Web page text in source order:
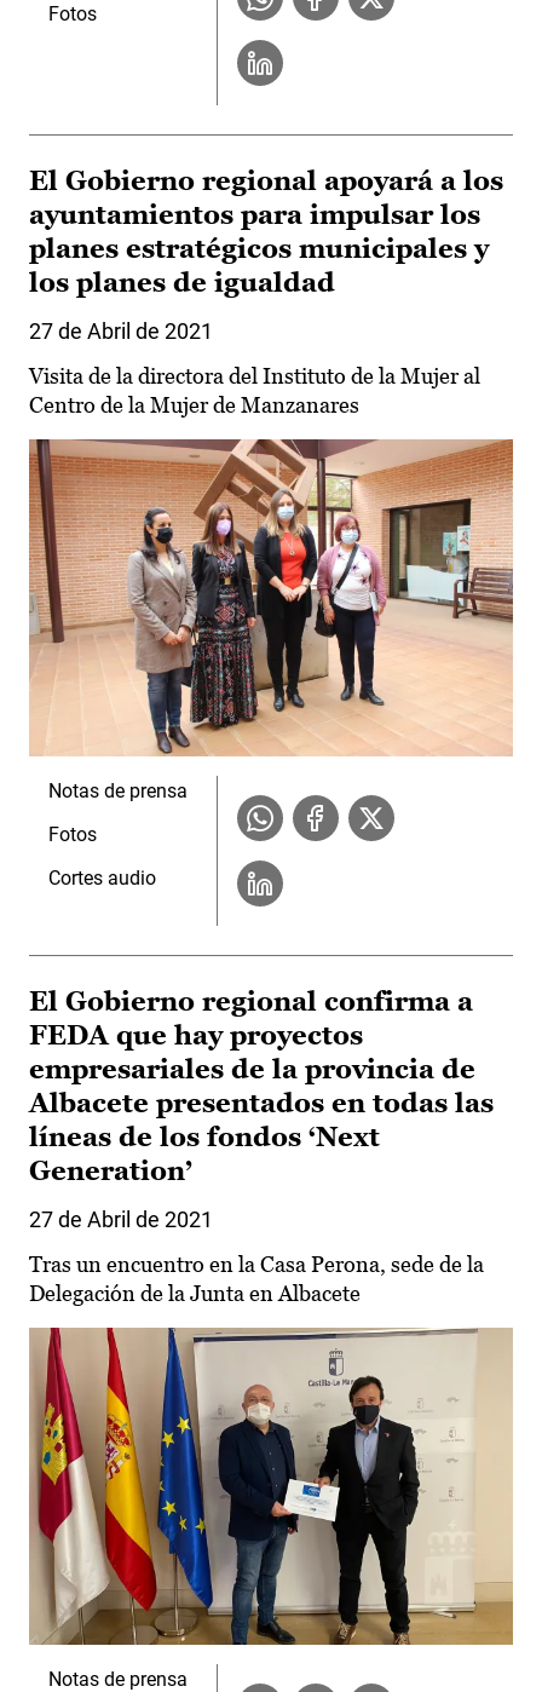
Fotos
El Gobierno regional apoyará a los
ayuntamientos para impulsar los
planes estratégicos municipales y
los planes de igualdad
27 de Abril de 2021
Visita de la directora del Instituto de la Mujer al
Centro de la Mujer de Manzanares
Notas de prensa
Fotos
Cortes audio
El Gobierno regional confirma a
FEDA que hay proyectos
empresariales de la provincia de
Albacete presentados en todas las
líneas de los fondos ‘Next
Generation’
27 de Abril de 2021
Tras un encuentro en la Casa Perona, sede de la
Delegación de la Junta en Albacete
Notas de prensa